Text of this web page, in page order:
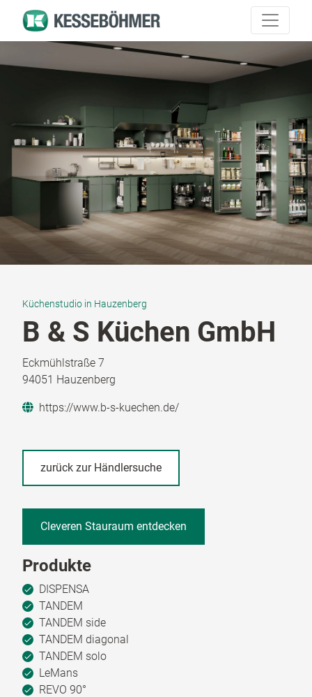
Küchenstudio in Hauzenberg
B & S Küchen GmbH
Eckmühlstraße 7
94051 Hauzenberg
https://www.b-s-kuechen.de/
zurück zur Händlersuche
Cleveren Stauraum entdecken
Produkte
DISPENSA
TANDEM
TANDEM side
TANDEM diagonal
TANDEM solo
LeMans
REVO 90°